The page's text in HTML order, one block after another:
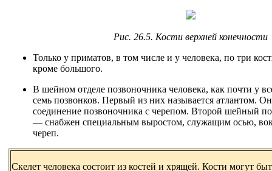
Рис. 26.5. Кости верхней конечности
Только у приматов, в том числе и у человека, по три
кроме большого.
В шейном отделе позвоночника человека, как почти у
семь позвонков. Первый из них называется атлантом.
соединение позвоночника с черепом. Второй шейный
— снабжен специальным выростом, служащим осью,
череп.
Скелет человека состоит из костей и хрящей. Кости могут